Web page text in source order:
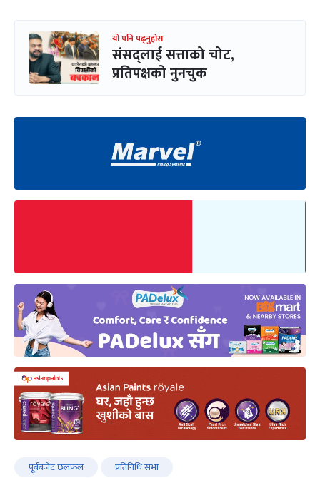
यो पनि पढ्नुहोस
संसद्लाई सत्ताको चोट,
प्रतिपक्षको नुनचुक
पूर्वबजेट छलफल प्रतिनिधि सभा